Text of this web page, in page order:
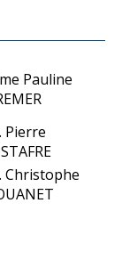
Pauline
Pierre
Christophe